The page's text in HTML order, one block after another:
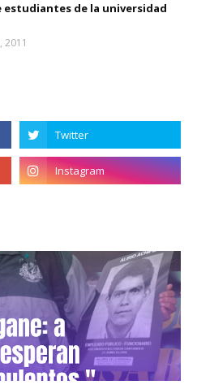
estudiantes de la universidad
2011